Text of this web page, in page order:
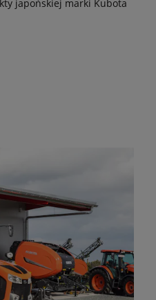
japońskiej marki Kubota